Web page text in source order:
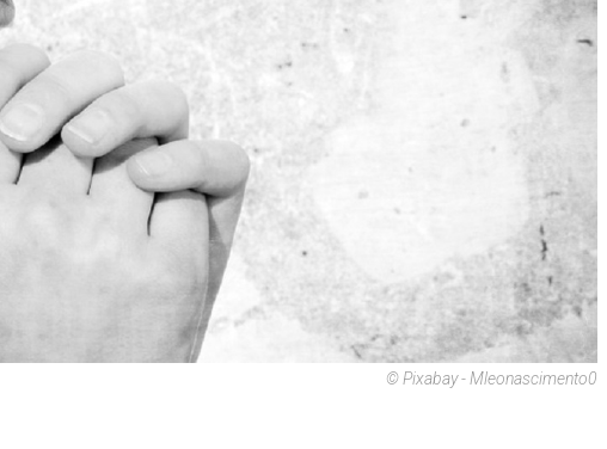
© Pixabay - Mleonascimento0